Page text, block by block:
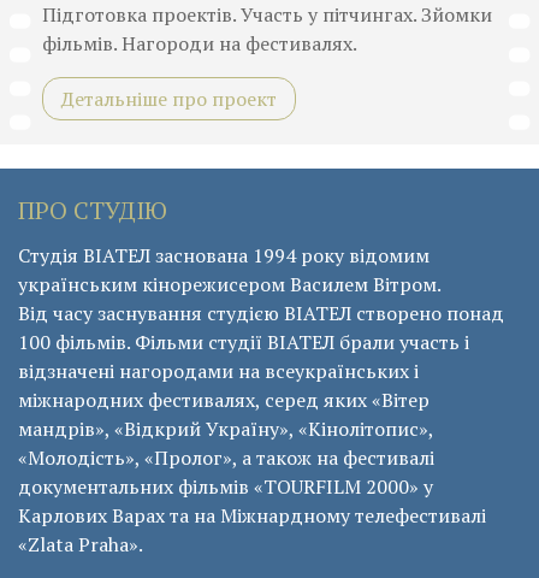
Підготовка проектів. Участь у пітчингах. Зйомки
фільмів. Нагороди на фестивалях.
Детальніше про проект
ПРО СТУДІЮ
Студія ВІАТЕЛ заснована 1994 року відомим
українським кінорежисером Василем Вітром.
Від часу заснування студією ВІАТЕЛ створено понад
100 фільмів. Фільми студії ВІАТЕЛ брали участь і
відзначені нагородами на всеукраїнських і
міжнародних фестивалях, серед яких «Вітер
мандрів», «Відкрий Україну», «Кінолітопис»,
«Молодість», «Пролог», а також на фестивалі
документальних фільмів «ТОURFILM 2000» у
Карлових Варах та на Міжнардному телефестивалі
«Zlata Praha».